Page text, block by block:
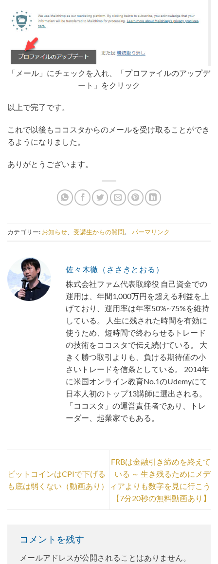
「メール」にチェックを入れ、「プロファイルのアップデ
ート」をクリック
以上で完了です。
これで以後もココスタからのメールを受け取ることができ
るようになりました。
ありがとうございます。
カテゴリー: お知らせ、 受講生からの質問。 パーマリンク
佐々木徹（ささきとおる）
株式会社ファム代表取締役 自己資金での
運用は、年間1,000万円を超える利益を上
げており、運用率は年率50%~75%を維持
している。 人生に残された時間を有効に
使うため、短時間で終わらせるトレード
の技術をココスタで伝え続けている。 大
きく勝つ取引よりも、負ける期待値の小
さいトレードを信条としている。 2014年
に米国オンライン教育No.1のUdemyにて
日本人初のトップ13講師に選出される。
「ココスタ」の運営責任者であり、トレ
ーダー、起業家でもある。
ビットコインはCPIで下げる
も底は弱くない（動画あり）
FRBは金融引き締めを終えて
いる ～ 生き残るためにメデ
ィアよりも数字を見に行こう
【7分20秒の無料動画あり】
コメントを残す
メールアドレスが公開されることはありません。